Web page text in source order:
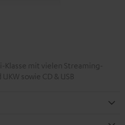
Klasse mit vielen Streaming-
sowie CD & USB